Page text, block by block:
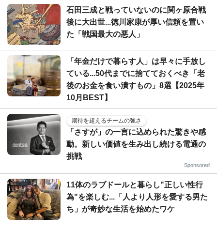
石田三成と戦っていないのに関ヶ原合戦
後に大出世...徳川家康が厚い信頼を置い
た「戦国最大の悪人」
「年金だけで暮らす人」は早々に手放し
ている...50代までに捨てておくべき「老
後のお金を食い潰すもの」8選【2025年
10月BEST】
期待を超えるチームの強さ
「さすが」の一言に込められた驚きや感
動。新しい価値を生み出し続ける電通の
挑戦
Sponsored
11体のラブドールと暮らし"正しい性行
為"を楽しむ...「人より人形を愛する男た
ち」が奇妙な生活を始めたワケ